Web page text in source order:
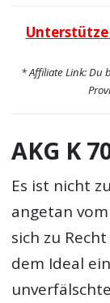
* Affiliate Link: Du
AKG K
Es ist nicht
angetan
sich zu
dem Ideal